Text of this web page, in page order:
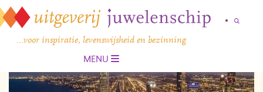
…voor inspiratie, levenswijsheid en bezinning
MENU